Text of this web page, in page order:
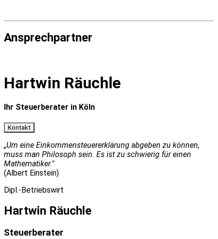
Ansprechpartner
Hartwin Räuchle
Ihr Steuerberater in Köln
Kontakt
„Um eine Einkommensteuererklärung abgeben zu können,
muss man Philosoph sein. Es ist zu schwierig für einen
Mathematiker."
(Albert Einstein)
Dipl.-Betriebswirt
Hartwin Räuchle
Steuerberater